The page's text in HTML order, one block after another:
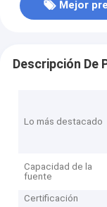
Mejor
Descripción De
Lo más destacado
Capacidad de la
fuente
Certificación